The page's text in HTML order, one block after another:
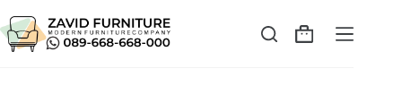
to
content
Shopping